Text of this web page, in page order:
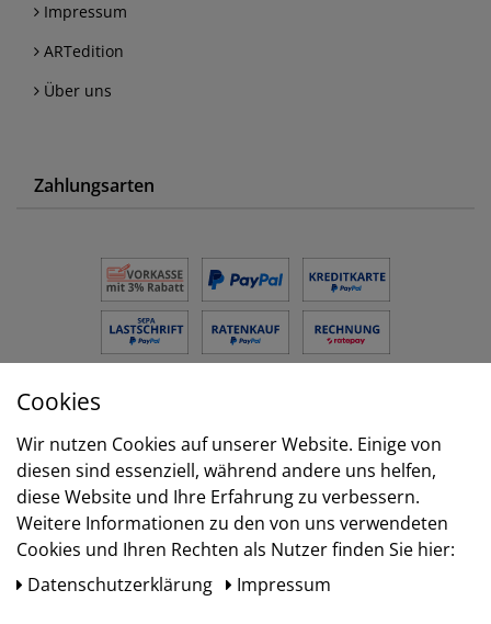
Impressum
ARTedition
Über uns
Zahlungsarten
Versand
Cookies
Wir nutzen Cookies auf unserer Website. Einige von
diesen sind essenziell, während andere uns helfen,
diese Website und Ihre Erfahrung zu verbessern.
Weitere Informationen zu den von uns verwendeten
Cookies und Ihren Rechten als Nutzer finden Sie hier:
Daten­schutz­erklärung
Impressum